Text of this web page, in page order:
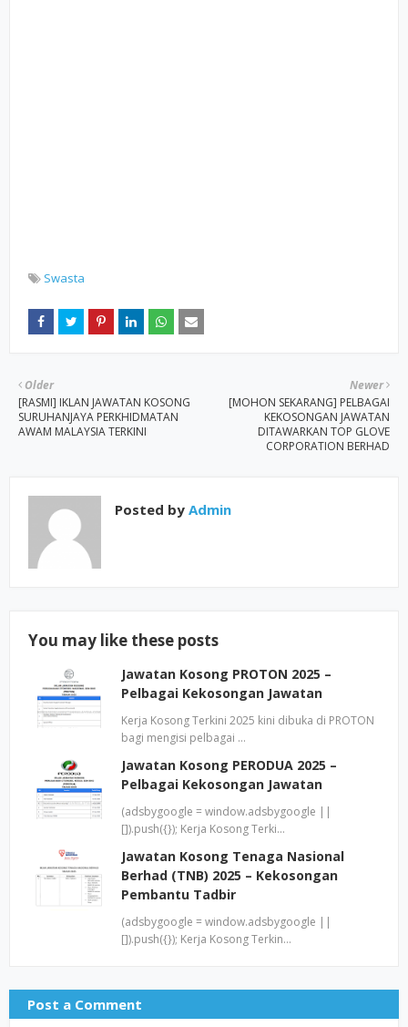
Swasta
Newer
[MOHON SEKARANG] PELBAGAI
KEKOSONGAN JAWATAN
DITAWARKAN TOP GLOVE
CORPORATION BERHAD
Older
[RASMI] IKLAN JAWATAN KOSONG
SURUHANJAYA PERKHIDMATAN
AWAM MALAYSIA TERKINI
Posted by Admin
You may like these posts
Jawatan Kosong PROTON 2025 –
Pelbagai Kekosongan Jawatan
Kerja Kosong Terkini 2025 kini dibuka di PROTON
bagi mengisi pelbagai …
Jawatan Kosong PERODUA 2025 –
Pelbagai Kekosongan Jawatan
(adsbygoogle = window.adsbygoogle ||
[]).push({}); Kerja Kosong Terki…
Jawatan Kosong Tenaga Nasional
Berhad (TNB) 2025 – Kekosongan
Pembantu Tadbir
(adsbygoogle = window.adsbygoogle ||
[]).push({}); Kerja Kosong Terkin…
Post a Comment